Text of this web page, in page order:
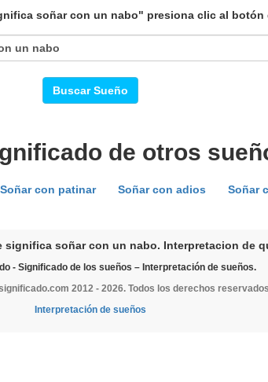
soñar con un nabo" presiona clic al botón
Buscar Sueño
de otros
Soñar con patinar Soñar con adios Soñar
soñar con un nabo. Interpretacion de
- Significado de los sueños – Interpretación de sueños.
2012 - 2026. Todos los derechos
Interpretación de sueños